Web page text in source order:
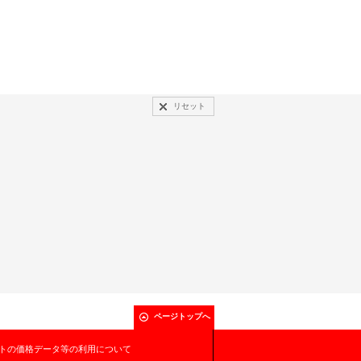
リセット
ページトップへ
の価格データ等の利用について